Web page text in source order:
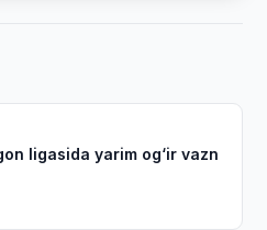
ligasida yarim og‘ir vazn